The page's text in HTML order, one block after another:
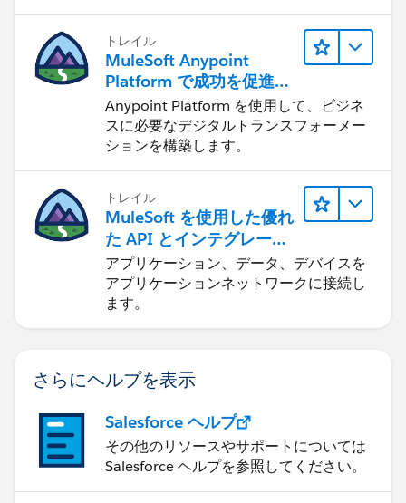
トレイル
MuleSoft Anypoint
Platform で成功を促進す
る
Anypoint Platform を使用して、ビジネ
スに必要なデジタルトランスフォーメー
ションを構築します。
トレイル
MuleSoft を使用した優れ
た API とインテグレーシ
ョンの構築
アプリケーション、データ、デバイスを
アプリケーションネットワークに接続し
ます。
さらにヘルプを表示
Salesforce ヘルプ
その他のリソースやサポートについては
Salesforce ヘルプを参照してください。